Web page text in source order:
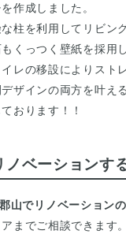
作成しました。
柱を利用してリビン
くっつく壁紙を採用
レの移設によりスト
ザインの両方を叶え
おります！！
ノベーションす
山でリノベーション
までご相談できます